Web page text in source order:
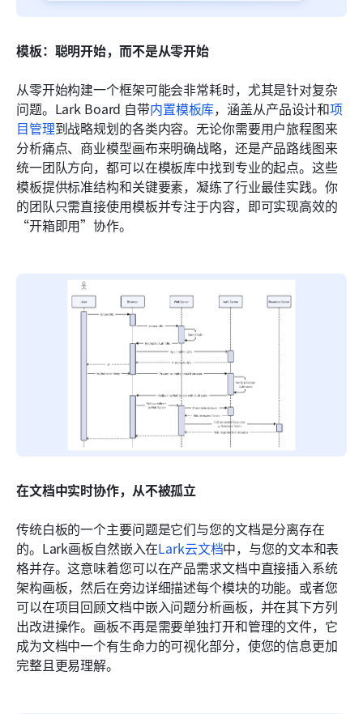
模板：聪明开始，而不是从零开始
从零开始构建一个框架可能会非常耗时，尤其是针对复杂
问题。Lark Board 自带内置模板库，涵盖从产品设计和项
目管理到战略规划的各类内容。无论你需要用户旅程图来
分析痛点、商业模型画布来明确战略，还是产品路线图来
统一团队方向，都可以在模板库中找到专业的起点。这些
模板提供标准结构和关键要素，凝练了行业最佳实践。你
的团队只需直接使用模板并专注于内容，即可实现高效的
“开箱即用”协作。
在文档中实时协作，从不被孤立
传统白板的一个主要问题是它们与您的文档是分离存在
的。Lark画板自然嵌入在Lark云文档中，与您的文本和表
格并存。这意味着您可以在产品需求文档中直接插入系统
架构画板，然后在旁边详细描述每个模块的功能。或者您
可以在项目回顾文档中嵌入问题分析画板，并在其下方列
出改进操作。画板不再是需要单独打开和管理的文件，它
成为文档中一个有生命力的可视化部分，使您的信息更加
完整且更易理解。